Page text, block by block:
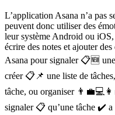
L’application Asana n’a pas
peuvent donc utiliser des
leur système Android ou
écrire des notes et ajouter
Asana pour signaler 📋🆕
créer 📋📌 une liste de
tâche, ou organiser
signaler 📋 qu’une tâche ✔️